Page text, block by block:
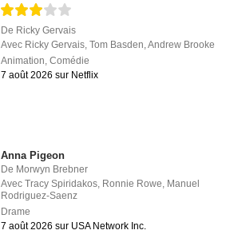
De Ricky Gervais
Avec Ricky Gervais,Tom Basden,Andrew Brooke
Animation,Comédie
7 août 2026 sur Netflix
Anna Pigeon
De Morwyn Brebner
AvecTracy Spiridakos, Ronnie Rowe, Manuel
Rodriguez-Saenz
Drame
7 août 2026 sur USA Network Inc.